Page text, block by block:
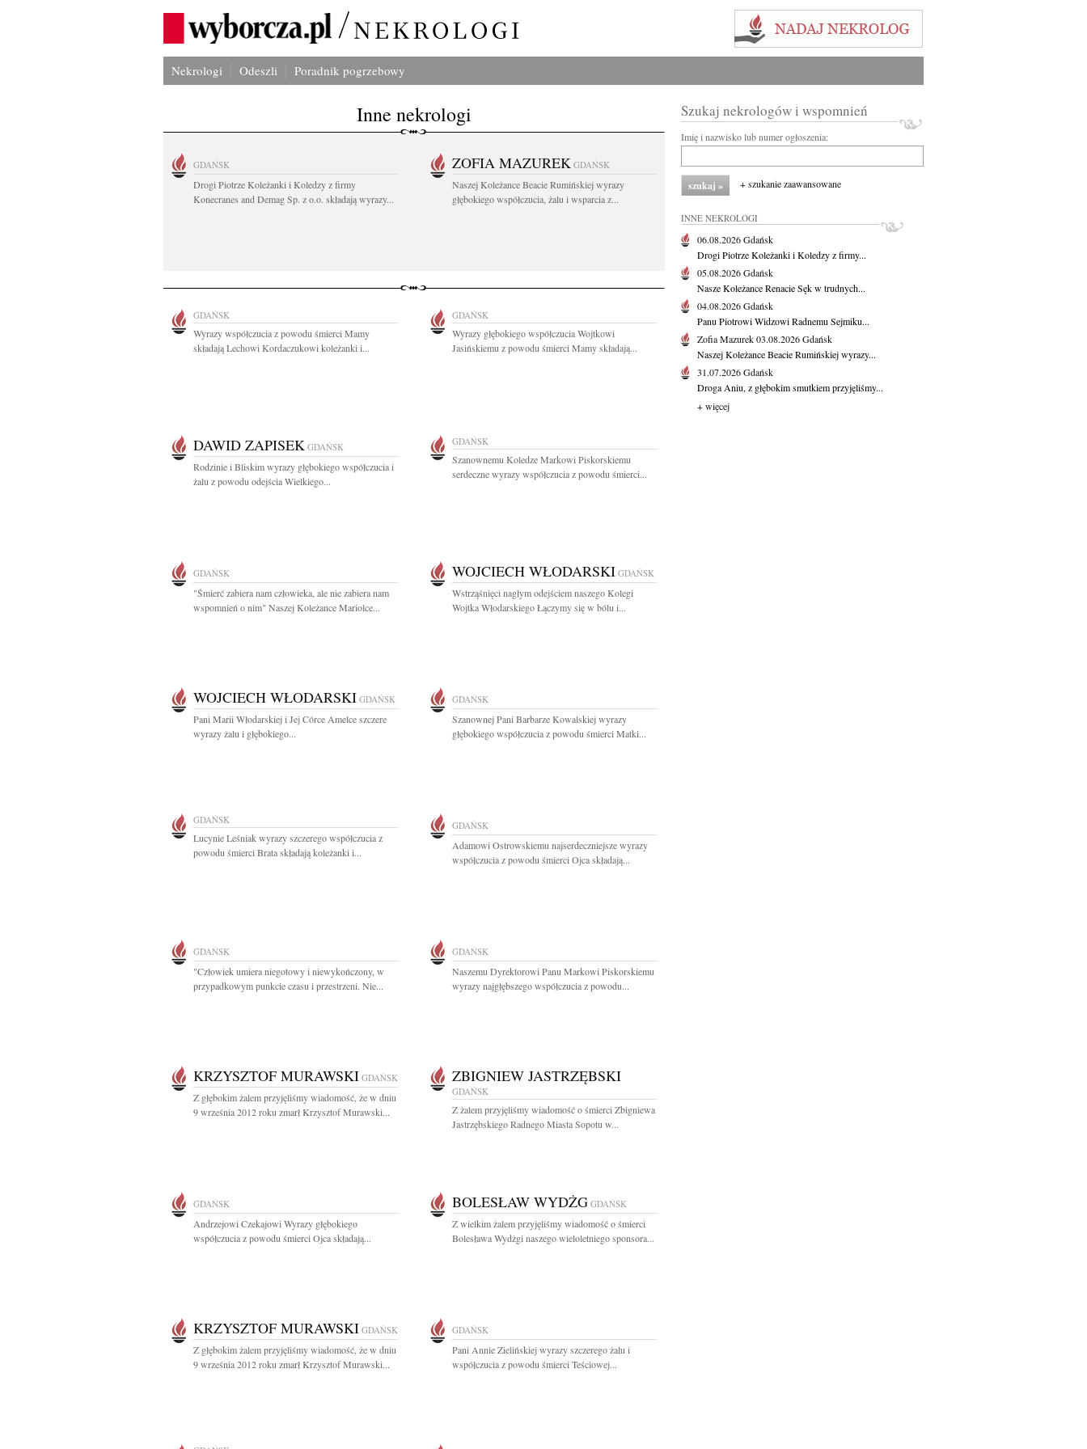
Nekrologi Odeszli Poradnik pogrzebowy
Inne nekrologi
GDAŃSK
Drogi Piotrze Koleżanki i Koledzy z firmy
Konecranes and Demag Sp. z o.o. składają wyrazy...
ZOFIA MAZUREK GDAŃSK
Naszej Koleżance Beacie Rumińskiej wyrazy
głębokiego współczucia, żalu i wsparcia z...
GDAŃSK
Wyrazy współczucia z powodu śmierci Mamy
składają Lechowi Kordaczukowi koleżanki i...
GDAŃSK
Wyrazy głębokiego współczucia Wojtkowi
Jasińskiemu z powodu śmierci Mamy składają...
DAWID ZAPISEK GDAŃSK
Rodzinie i Bliskim wyrazy głębokiego współczucia i
żalu z powodu odejścia Wielkiego...
GDAŃSK
Szanownemu Koledze Markowi Piskorskiemu
serdeczne wyrazy współczucia z powodu śmierci...
GDAŃSK
"Śmierć zabiera nam człowieka, ale nie zabiera nam
wspomnień o nim" Naszej Koleżance Mariolce...
WOJCIECH WŁODARSKI GDAŃSK
Wstrząśnięci nagłym odejściem naszego Kolegi
Wojtka Włodarskiego Łączymy się w bólu i...
WOJCIECH WŁODARSKI GDAŃSK
Pani Marii Włodarskiej i Jej Córce Amelce szczere
wyrazy żalu i głębokiego...
GDAŃSK
Szanownej Pani Barbarze Kowalskiej wyrazy
głębokiego współczucia z powodu śmierci Matki...
GDAŃSK
Lucynie Leśniak wyrazy szczerego współczucia z
powodu śmierci Brata składają koleżanki i...
GDAŃSK
Adamowi Ostrowskiemu najserdeczniejsze wyrazy
współczucia z powodu śmierci Ojca składają...
GDAŃSK
"Człowiek umiera niegotowy i niewykończony, w
przypadkowym punkcie czasu i przestrzeni. Nie...
GDAŃSK
Naszemu Dyrektorowi Panu Markowi Piskorskiemu
wyrazy najgłębszego współczucia z powodu...
KRZYSZTOF MURAWSKI GDAŃSK
Z głębokim żalem przyjęliśmy wiadomość, że w dniu
9 września 2012 roku zmarł Krzysztof Murawski...
ZBIGNIEW JASTRZĘBSKI
GDAŃSK
Z żalem przyjęliśmy wiadomość o śmierci Zbigniewa
Jastrzębskiego Radnego Miasta Sopotu w...
GDAŃSK
Andrzejowi Czekajowi Wyrazy głębokiego
współczucia z powodu śmierci Ojca składają...
BOLESŁAW WYDŻG GDAŃSK
Z wielkim żalem przyjęliśmy wiadomość o śmierci
Bolesława Wydżgi naszego wieloletniego sponsora...
KRZYSZTOF MURAWSKI GDAŃSK
Z głębokim żalem przyjęliśmy wiadomość, że w dniu
9 września 2012 roku zmarł Krzysztof Murawski...
GDAŃSK
Pani Annie Zielińskiej wyrazy szczerego żalu i
współczucia z powodu śmierci Teściowej...
Szukaj nekrologów i wspomnień
Imię i nazwisko lub numer ogłoszenia:
+ szukanie zaawansowane
INNE NEKROLOGI
06.08.2026Gdańsk
Drogi Piotrze Koleżanki i Koledzy z firmy...
05.08.2026Gdańsk
Nasze Koleżance Renacie Sęk w trudnych...
04.08.2026Gdańsk
Panu Piotrowi Widzowi Radnemu Sejmiku...
Zofia Mazurek03.08.2026Gdańsk
Naszej Koleżance Beacie Rumińskiej wyrazy...
31.07.2026Gdańsk
Droga Aniu, z głębokim smutkiem przyjęliśmy...
+ więcej